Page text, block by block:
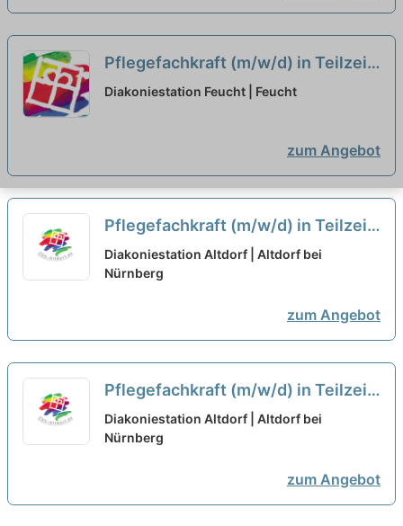
Pflegefachkraft (m/w/d) in Teilzeit
(20-30 Std.) - Herzlich
Diakoniestation Feucht | Feucht
zum Angebot
Pflegefachkraft (m/w/d) in Teilzeit
(max. 30 Stunden/Woche) -
Herzlich willkommen!
Diakoniestation Altdorf | Altdorf bei
Nürnberg
zum Angebot
Pflegefachkraft (m/w/d) in Teilzeit
(max. 30 Stunden/Woche) -
Herzlich willkommen!
Diakoniestation Altdorf | Altdorf bei
Nürnberg
zum Angebot